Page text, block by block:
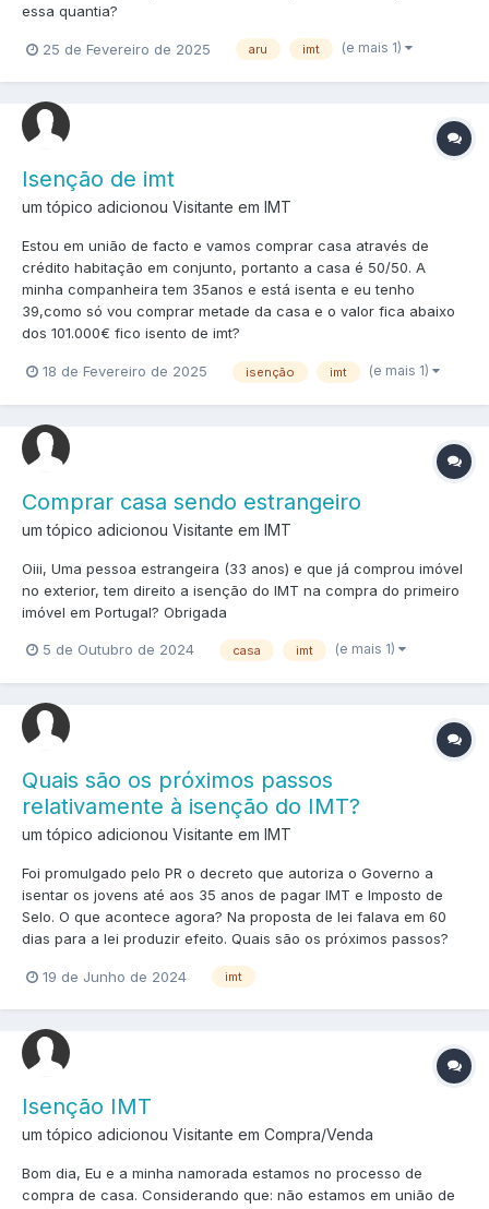
essa quantia?
25 de Fevereiro de 2025 aru imt (e mais 1)
Isenção de imt
um tópico adicionou Visitante em IMT
Estou em união de facto e vamos comprar casa através de
crédito habitação em conjunto, portanto a casa é 50/50. A
minha companheira tem 35anos e está isenta e eu tenho
39,como só vou comprar metade da casa e o valor fica abaixo
dos 101.000€ fico isento de imt?
18 de Fevereiro de 2025 isenção imt (e mais 1)
Comprar casa sendo estrangeiro
um tópico adicionou Visitante em IMT
Oiii, Uma pessoa estrangeira (33 anos) e que já comprou imóvel
no exterior, tem direito a isenção do IMT na compra do primeiro
imóvel em Portugal? Obrigada
5 de Outubro de 2024 casa imt (e mais 1)
Quais são os próximos passos
relativamente à isenção do IMT?
um tópico adicionou Visitante em IMT
Foi promulgado pelo PR o decreto que autoriza o Governo a
isentar os jovens até aos 35 anos de pagar IMT e Imposto de
Selo. O que acontece agora? Na proposta de lei falava em 60
dias para a lei produzir efeito. Quais são os próximos passos?
19 de Junho de 2024 imt
Isenção IMT
um tópico adicionou Visitante em Compra/Venda
Bom dia, Eu e a minha namorada estamos no processo de
compra de casa. Considerando que: não estamos em união de